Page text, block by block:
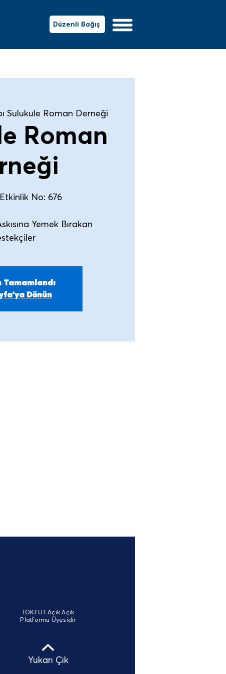
Düzenli Bağış
Sulukule Roman Derneği
Roman
No: 676
Yemek Bırakan
Tamamlandı
Dönün
TOKTUT Açık Açık
Platformu Üyesidir
Yukarı Çık